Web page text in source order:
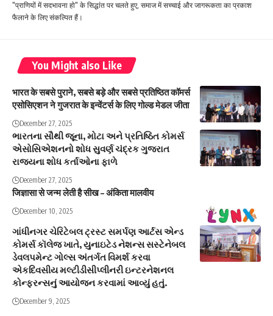
"प्राणियों में सदभावना हो" के सिद्धांत पर चलते हुए, समाज में सच्चाई और जागरूकता का प्रकाश
फैलाने के लिए संकल्पित हैं।
You Might also Like
भारत के सबसे पुराने, सबसे बड़े और सबसे प्रतिष्ठित कॉमर्स
एसोसिएशन ने गुजरात के इन्वेंटर्स के लिए गोल्ड मेडल जीता
December 27, 2025
ભારતના સૌથી જૂના, મોટા અને પ્રતિષ્ઠિત કોમર્સ
એસોસિએશનનો શોધ સુવર્ણ ચંદ્રક ગુજરાત
રાજ્યના શોધ કર્તાઓના ફાળે
December 27, 2025
जिज्ञासा से जन्म लेती है सीख – अंकिता मालवीय
December 10, 2025
ગાંધીનગર ચેરિટેબલ ટ્રસ્ટ સમર્પણ આર્ટસ એન્ડ
કોમર્સ કૉલેજ ખાતે, યુનાઇટેડ નેશન્સ સસ્ટેનેબલ
ડેવલપમેન્ટ ગોલ્સ અંતર્ગત વિમર્શ કરવા
એકદિવસીય મલ્ટીડીસીપ્લીનરી ઇન્ટરનેશનલ
કોન્ફરન્સનું આયોજન કરવામાં આવ્યું હતું.
December 9, 2025